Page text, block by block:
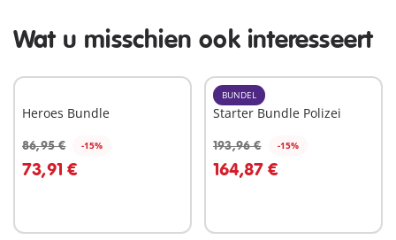
Wat u misschien ook interesseert
Heroes Bundle
86,95 € -15%
73,91 €
In winkelwagen
BUNDEL
Starter Bundle Polizei
193,96 € -15%
164,87 €
In winkelwagen